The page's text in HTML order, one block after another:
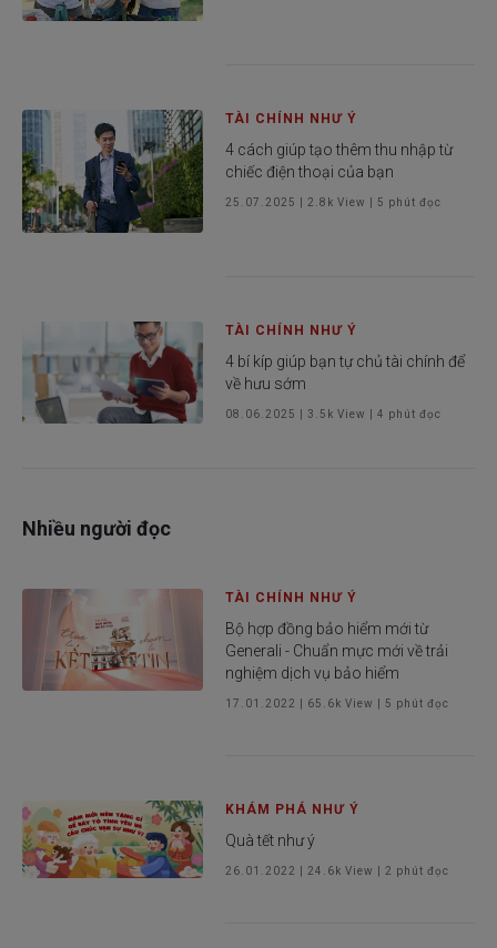
TÀI CHÍNH NHƯ Ý
4 cách giúp tạo thêm thu nhập từ
chiếc điện thoại của bạn
25.07.2025 2.8k View |5 phút đọc
TÀI CHÍNH NHƯ Ý
4 bí kíp giúp bạn tự chủ tài chính để
về hưu sớm
08.06.2025 |3.5k View |4 phút đọc
Nhiều người đọc
TÀI CHÍNH NHƯ Ý
Bộ hợp đồng bảo hiểm mới từ
Generali - Chuẩn mực mới về trải
nghiệm dịch vụ bảo hiểm
17.01.2022 65.6k View |5 phút đọc
KHÁM PHÁ NHƯ Ý
Quà tết như ý
26.01.2022 24.6k View | 2 phút đọc